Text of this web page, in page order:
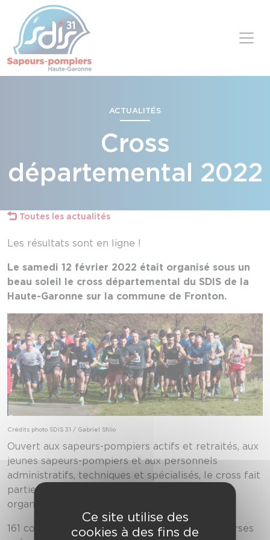
ACTUALITÉS
Cross
départemental 2022
Toutes les actualités
Les résultats sont en ligne !
Le samedi 12 février 2022 était organisé sous un
beau soleil le cross départemental du SDIS de la
Haute-Garonne sur la commune de Fronton.
Crédits photo SDIS 31 / Gabriel Sfilio
Ouvert aux sapeurs-pompiers actifs et retraités, aux
jeunes sapeurs-pompiers et aux personnels
administratifs, techniques et spécialisés, le cross fait
partie des deux épreuves sportives statutaires
organisées par les SDIS.
161 coureurs ont participé à une des quatre courses
Panneau de gestion des cookies
Ce site utilise des
cookies à des fins de